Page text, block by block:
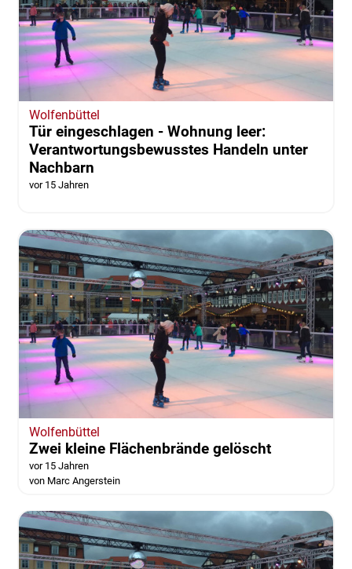
Wolfenbüttel
Tür eingeschlagen - Wohnung leer:
Verantwortungsbewusstes Handeln unter
Nachbarn
vor 15 Jahren
Wolfenbüttel
Zwei kleine Flächenbrände gelöscht
vor 15 Jahren
von Marc Angerstein